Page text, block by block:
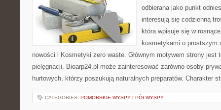
odbierana jako punkt
interesują się codzienną
która wpisuje się w
kosmetykami o prostszym
nowości i Kosmetyki zero waste. Głównym motywem strony jest
pielęgnacji. Bioarp24.pl może zainteresować zarówno osoby
hurtowych, którzy poszukują naturalnych preparatów. Charakter
CATEGORIES: POMORSKIE WYSPY I PÓŁWYSPY